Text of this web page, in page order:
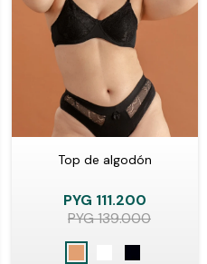
Top de algodón
PYG 111.200
PYG139.000